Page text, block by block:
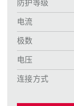
防护等级
电流
极数
电压
连接方式